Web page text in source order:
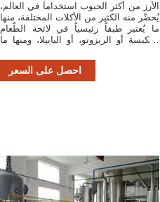
الأرز من أكثر الحبوب استخداماً في العالم،
يُحضّر منه الكثير من الأكلات المختلفة، منها
ما يُعتبر طبقاً رئيسياً في لائحة الطّعام
كالكبسة أو الريزوتو، أو الباييلا، ومنها ما
احصل على السعر